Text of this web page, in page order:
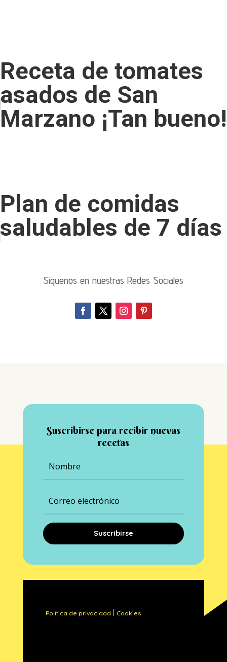
Receta de tomates
asados ​​de San
Marzano ¡Tan bueno!
Plan de comidas
saludables de 7 días
Síguenos en nuestras Redes Sociales
Suscribirse para recibir nuevas
recetas
Suscribirse
Política de privacidad Cookies